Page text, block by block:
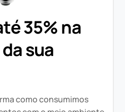
35% na
sua
como consumimos